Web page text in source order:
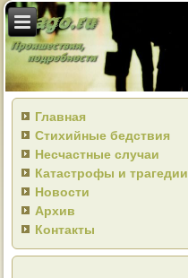
Главная
Стихийные бедствия
Несчастные случаи
Катастрофы и трагедии
Новости
Архив
Контакты